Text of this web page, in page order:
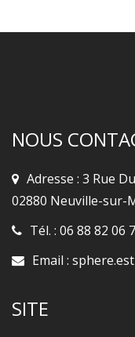
NOUS
Adresse : 3 Rue
02880 Neuville-sur-
Tél. : 06 88 82 06
Email :
SITE